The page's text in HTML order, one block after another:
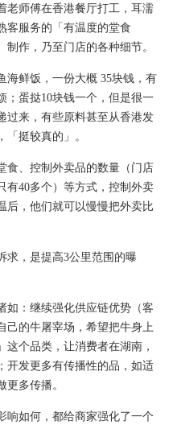
老师傅在香港餐厅打工，耳濡
客服务的「有温度的堂食
作，乃至门店的各种细节。
海鲜饭，一份大概 35块钱，有
；蛋挞10块钱一个，但是很一
过来，有些原料甚至从香港发
挺较真的」。
食、控制外卖品的数量（门店
有40多个）等方式，控制外卖
后，他们就可以慢慢把外卖比
求，是提高3公里范围的曝
如：继续强化供应链优势（客
己的牛屠宰场，希望把牛身上
个品类，让消费者在湖南，
开发更多有传播性的品，如适
多传播。
响如何，都给商家强化了一个